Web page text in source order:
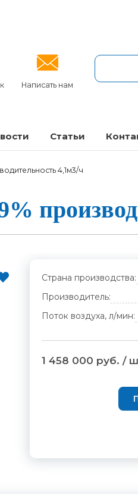
Написать нам
Статьи
4,1м3/ч
Страна производства:
Производитель:
Поток воздуха, л/мин:
1 458 000 руб. /